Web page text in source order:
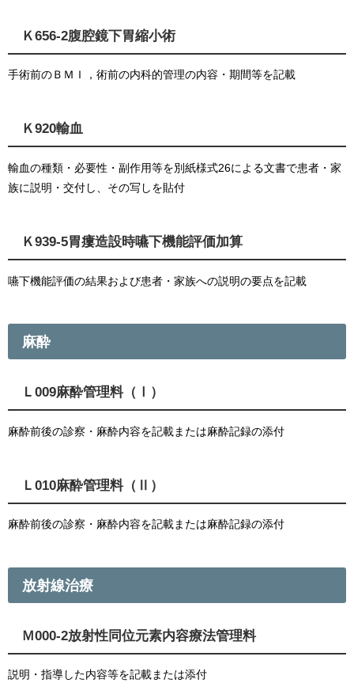
Ｋ656-2腹腔鏡下胃縮小術
手術前のＢＭＩ，術前の内科的管理の内容・期間等を記載
Ｋ920輸血
輸血の種類・必要性・副作用等を別紙様式26による文書で患者・家
族に説明・交付し、その写しを貼付
Ｋ939-5胃瘻造設時嚥下機能評価加算
嚥下機能評価の結果および患者・家族への説明の要点を記載
麻酔
Ｌ009麻酔管理料（Ⅰ）
麻酔前後の診察・麻酔内容を記載または麻酔記録の添付
Ｌ010麻酔管理料（Ⅱ）
麻酔前後の診察・麻酔内容を記載または麻酔記録の添付
放射線治療
Ｍ000-2放射性同位元素内容療法管理料
説明・指導した内容等を記載または添付